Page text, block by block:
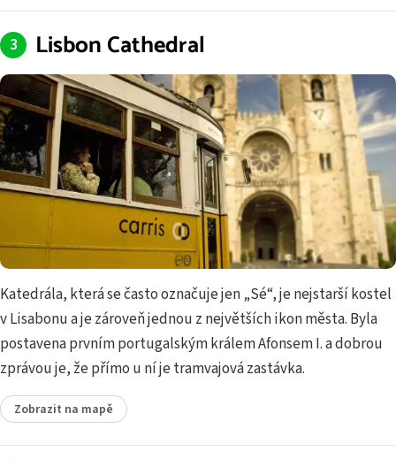
Lisbon Cathedral
Katedrála, která se často označuje jen „Sé“, je nejstarší kostel
v Lisabonu a je zároveň jednou z největších ikon města. Byla
postavena prvním portugalským králem Afonsem I. a dobrou
zprávou je, že přímo u ní je tramvajová zastávka.
Zobrazit na mapě